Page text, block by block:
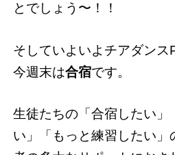
とでしょう〜！！
そしていよいよチアダンス
今週末は合宿です。
生徒たちの「合宿したい」
い」「もっと練習したい」